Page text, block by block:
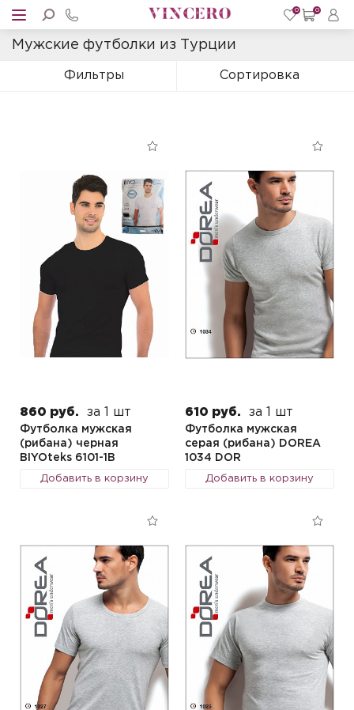
0 0
Мужские футболки из Турции
Фильтры Сортировка
860 руб. за 1 шт
Футболка мужская
(рибана) черная
BIYOteks 6101-1B
Добавить в корзину
610 руб. за 1 шт
Футболка мужская
серая (рибана) DOREA
1034 DOR
Добавить в корзину